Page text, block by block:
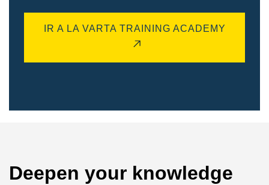
IR A LA VARTA TRAINING ACADEMY
Deepen your knowledge